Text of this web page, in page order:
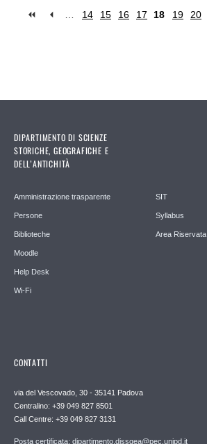
14 15 16 17 18 19 20
DIPARTIMENTO DI SCIENZE
STORICHE, GEOGRAFICHE E
DELL’ANTICHITÀ
Amministrazione trasparente
Persone
Biblioteche
Moodle
Help Desk
Wi-Fi
SIT
Syllabus
Area Riservata
CONTATTI
via del Vescovado, 30 - 35141 Padova
Centralino: +39 049 827 8501
Call Centre: +39 049 827 3131
Posta certificata: dipartimento.dissgea@pec.unipd.it